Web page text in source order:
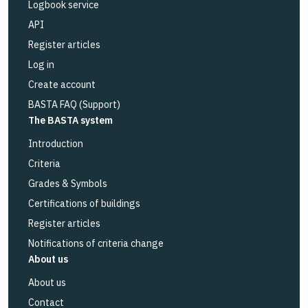
Logbook service
API
Register articles
Log in
Create account
BASTA FAQ (Support)
The BASTA system
Introduction
Criteria
Grades & Symbols
Certifications of buildings
Register articles
Notifications of criteria change
About us
About us
Contact